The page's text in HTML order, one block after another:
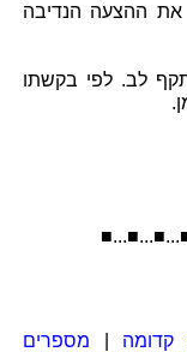
את ההצעה הנדיבה
נפטר ב- 18 לאפריל 1955 מהתקף לב. לפי בקשתו
|
קדומה
מספרים